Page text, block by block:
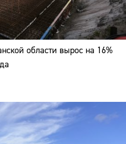
области вырос на 16%